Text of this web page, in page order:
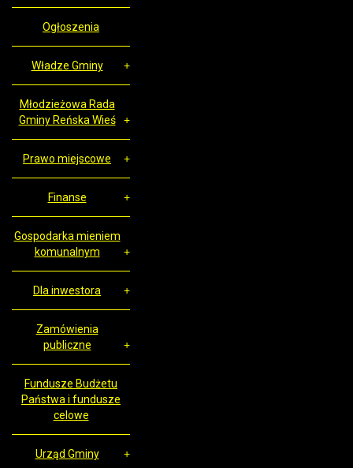
Ogłoszenia
Władze Gminy
Młodzieżowa Rada
Gminy Reńska Wieś
Prawo miejscowe
Finanse
Gospodarka mieniem
komunalnym
Dla inwestora
Zamówienia
publiczne
Fundusze Budżetu
Państwa i fundusze
celowe
Urząd Gminy